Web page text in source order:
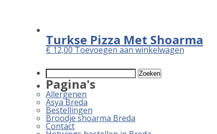
Turkse Pizza Met Shoarma
€12,00Toevoegen aan winkelwagen
Zoeken
naar:
Pagina's
Allergenen
Asya Breda
Bestellingen
Broodje shoarma Breda
Contact